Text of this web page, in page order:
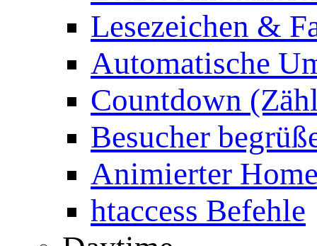
Lesezeichen &
Automatische
Countdown
Besucher
Animierter
htaccess Befehle